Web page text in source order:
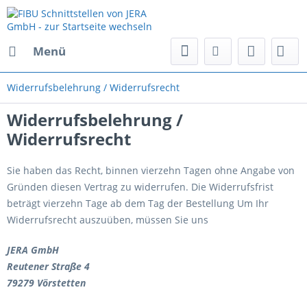
Menü
Widerrufsbelehrung / Widerrufsrecht
Widerrufsbelehrung /
Widerrufsrecht
Sie haben das Recht, binnen vierzehn Tagen ohne Angabe von
Gründen diesen Vertrag zu widerrufen. Die Widerrufsfrist
beträgt vierzehn Tage ab dem Tag der Bestellung Um Ihr
Widerrufsrecht auszuüben, müssen Sie uns
JERA GmbH
Reutener Straße 4
79279 Vörstetten